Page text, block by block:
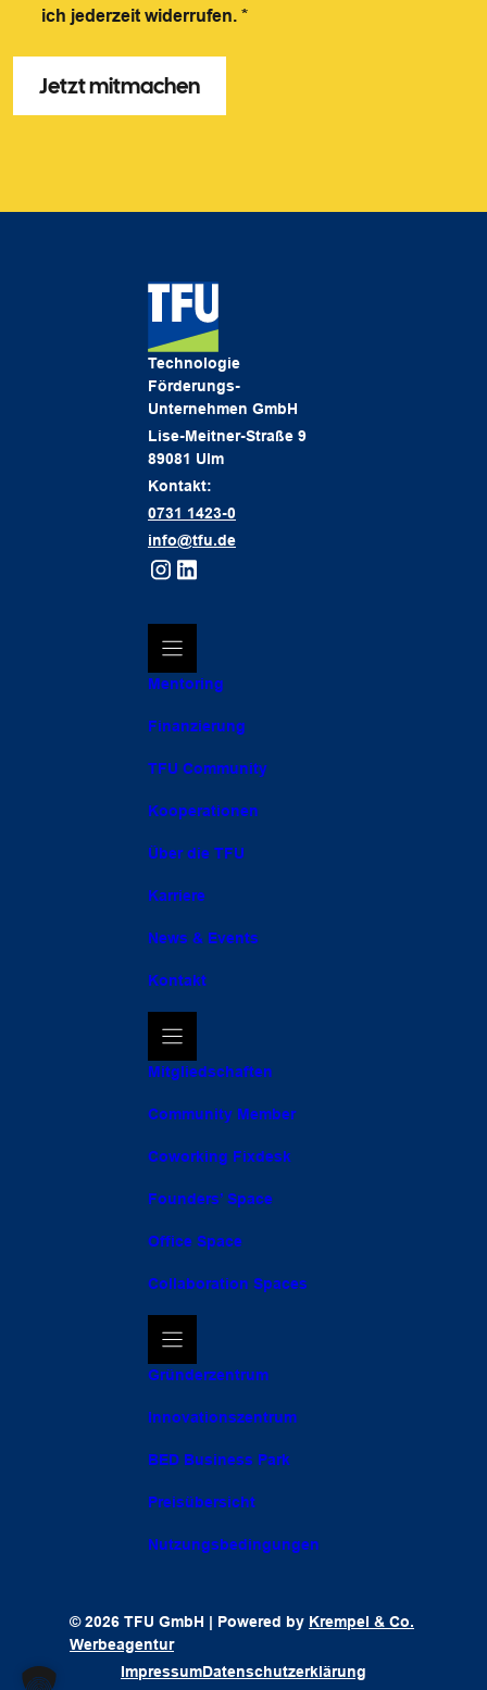
ich jederzeit widerrufen.*
Technologie
Förderungs-
Unternehmen GmbH
Lise-Meitner-Straße 9
89081 Ulm
Kontakt:
0731 1423-0
info@tfu.de
Mentoring
Finanzierung
TFU Community
Kooperationen
Über die TFU
Karriere
News & Events
Kontakt
Mitgliedschaften
Community Member
Coworking Fixdesk
Founders’ Space
Office Space
Collaboration Spaces
Gründerzentrum
Innovationszentrum
BED Business Park
Preisübersicht
Nutzungsbedingungen
© 2026 TFU GmbH | Powered by Krempel & Co.
Werbeagentur
ImpressumDatenschutzerklärung